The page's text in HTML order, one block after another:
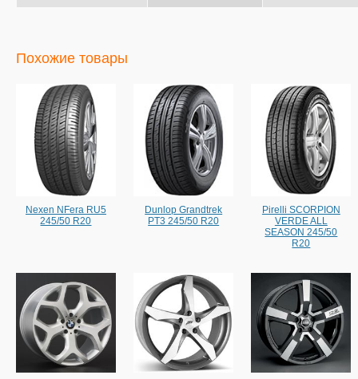
Похожие товары
Nexen NFera RU5
245/50 R20
Dunlop Grandtrek
PT3 245/50 R20
Pirelli SCORPION
VERDE ALL
SEASON 245/50
R20